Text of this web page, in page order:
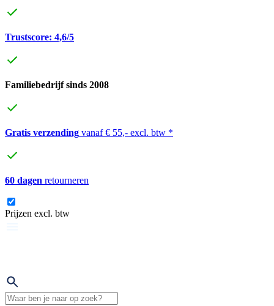
Trustscore: 4,6/5
Familiebedrijf sinds 2008
Gratis verzending vanaf € 55,- excl. btw *
60 dagen retourneren
Prijzen excl. btw